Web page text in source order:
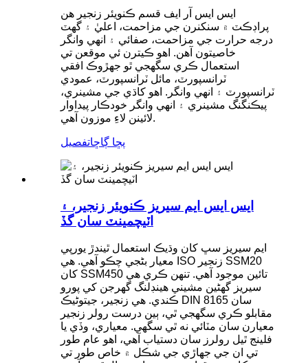
ايس ايس آر ايف قسم ڪنويئر زنجير هن
پراڊڪٽ ۾ سنکنرن جي مزاحمت، اعليٰ ۽ گهٽ
درجه حرارت جي مزاحمت، صفائي ۽ انهي وانگر
خاصيتون آهن. اهو ڪيترن ئي موقعن تي
استعمال ڪري سگهجي ٿو جهڙوڪ افقي
ٽرانسپورٽ، مائل ٽرانسپورٽ، عمودي
ٽرانسپورٽ ۽ انهي وانگر. اهو کاڌي جي مشينري،
پيڪنگنگ مشينري ۽ انهي وانگر خودڪار پيداوار
لائينن لاءِ موزون آهي.
پڇا ڳاڇاتفصيل
ايس ايس ايم سيريز ڪنويئر زنجير، ۽
اٽيچمينٽ سان گڏ
ايم سيريز سڀ کان وڌيڪ استعمال ٿيندڙ يورپي
معيار بڻجي چڪو آهي. هي ISO زنجير SSM20
کان SSM450 تائين موجود آهي. تنهن ڪري هي
سيريز گهڻين مشيني هينڊلنگ گهرجن کي پورو
ڪندي. هي زنجير، جيتوڻيڪ DIN 8165 سان
مقابلو ڪري سگهجي ٿي، ٻين درست رولر زنجير
معيارن سان مٽائي نه ٿي سگهي. معياري، وڏي يا
فلينج ٿيل رولرز سان دستياب آهي، اهو عام طور
تي ان جي جھاڙي جي شڪل ۾ خاص طور تي